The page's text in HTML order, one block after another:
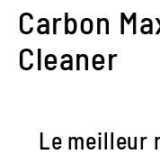
Carbon
Cleaner
Le meilleur